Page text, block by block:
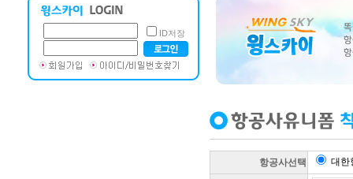
ID저장
항공사선택 대